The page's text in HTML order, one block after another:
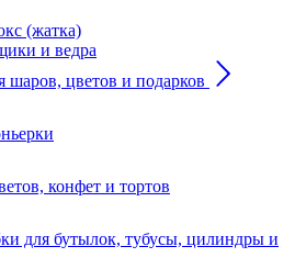
(жатка)
и ведра
шаров, цветов и подарков
конфет и тортов
для бутылок, тубусы, цилиндры и